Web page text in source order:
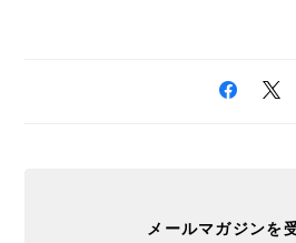
メールマガジンを